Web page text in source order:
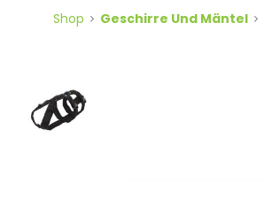
Shop Geschirre Und Mäntel